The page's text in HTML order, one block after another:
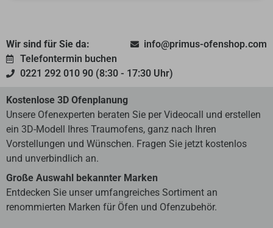
Wir sind für Sie da:
info@primus-ofenshop.com
Telefontermin buchen
0221 292 010 90 (8:30 - 17:30 Uhr)
Kostenlose 3D Ofenplanung
Unsere Ofenexperten beraten Sie per Videocall und erstellen
ein 3D-Modell Ihres Traumofens, ganz nach Ihren
Vorstellungen und Wünschen. Fragen Sie jetzt kostenlos
und unverbindlich an.
Große Auswahl bekannter Marken
Entdecken Sie unser umfangreiches Sortiment an
renommierten Marken für Öfen und Ofenzubehör.